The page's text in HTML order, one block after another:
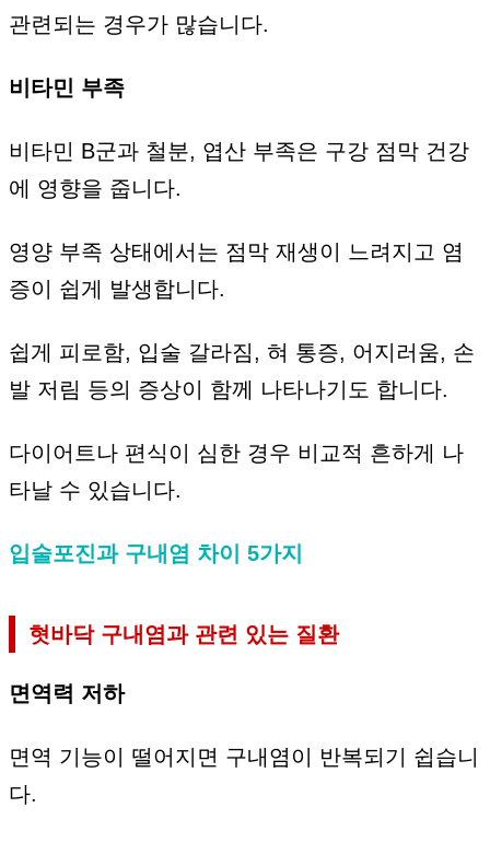
관련되는 경우가 많습니다.
비타민 부족
비타민 B군과 철분, 엽산 부족은 구강 점막 건강
에 영향을 줍니다.
영양 부족 상태에서는 점막 재생이 느려지고 염
증이 쉽게 발생합니다.
쉽게 피로함, 입술 갈라짐, 혀 통증, 어지러움, 손
발 저림 등의 증상이 함께 나타나기도 합니다.
다이어트나 편식이 심한 경우 비교적 흔하게 나
타날 수 있습니다.
입술포진과 구내염 차이 5가지
혓바닥 구내염과 관련 있는 질환
면역력 저하
면역 기능이 떨어지면 구내염이 반복되기 쉽습니
다.